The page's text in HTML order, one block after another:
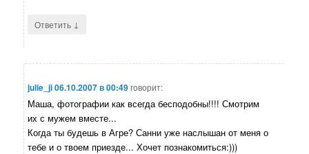
Ответить ↓
julie_ji06.10.2007 в 00:49говорит:
Маша, фотографии как всегда бесподобны!!!! Смотрим
их с мужем вместе...
Когда ты будешь в Агре? Санни уже наслышан от меня о
тебе и о твоем приезде... Хочет познакомиться:)))